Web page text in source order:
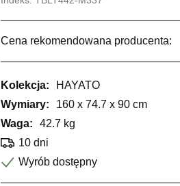
Cena rekomendowana producenta:
Kolekcja:
HAYATO
Wymiary:
160 x 74.7 x 90 cm
Waga:
42.7 kg
10 dni
Wyrób dostępny